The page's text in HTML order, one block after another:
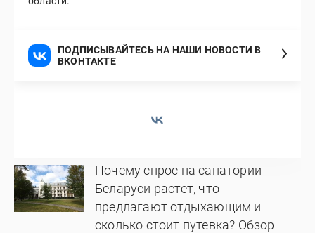
ПОДПИСЫВАЙТЕСЬ НА НАШИ НОВОСТИ В
ВКОНТАКТЕ
Почему спрос на санатории
Беларуси растет, что
предлагают отдыхающим и
сколько стоит путевка? Обзор